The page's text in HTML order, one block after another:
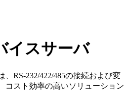
イスサーバ
、RS-232/422/485の接続および変
コスト効率の高いソリューション